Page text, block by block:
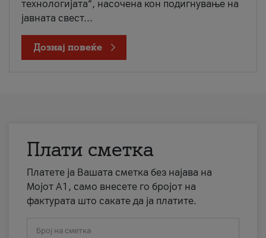
технологијата“, насочена кон подигнување на
јавната свест...
Дознај повеќе
Плати сметка
Платете ја Вашата сметка без најава на
Мојот А1, само внесете го бројот на
фактурата што сакате да ја платите.
Број на сметка